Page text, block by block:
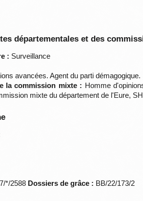
départementales et des
: Surveillance
avancées. Agent du parti démagogique.
la commission mixte : Homme
mixte du département de l'Eure,
*/2588 Dossiers de grâce : BB/22/173/2